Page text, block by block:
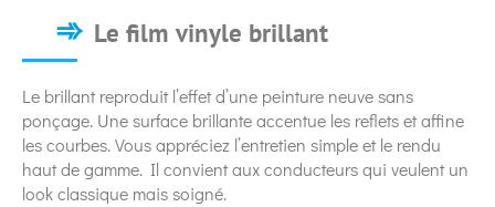
Le film vinyle brillant
Le brillant reproduit l’effet d’une peinture neuve sans
ponçage. Une surface brillante accentue les reflets et affine
les courbes. Vous appréciez l’entretien simple et le rendu
haut de gamme. Il convient aux conducteurs qui veulent un
look classique mais soigné.